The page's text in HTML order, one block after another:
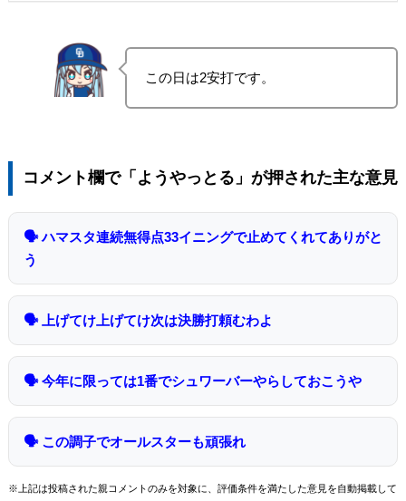
この日は2安打です。
コメント欄で「ようやっとる」が押された主な意見
🗣 ハマスタ連続無得点33イニングで止めてくれてありがと
う
🗣 上げてけ上げてけ次は決勝打頼むわよ
🗣 今年に限っては1番でシュワーバーやらしておこうや
🗣 この調子でオールスターも頑張れ
※上記は投稿された親コメントのみを対象に、評価条件を満たした意見を自動掲載して